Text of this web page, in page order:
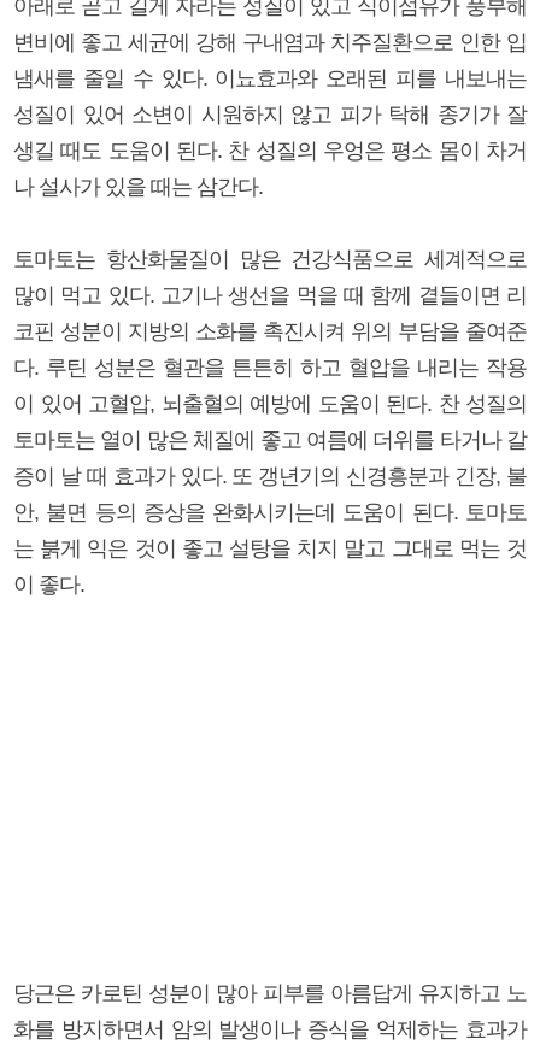
아래로 곧고 길게 자라는 성질이 있고 식이섬유가 풍부해
변비에 좋고 세균에 강해 구내염과 치주질환으로 인한 입
냄새를 줄일 수 있다. 이뇨효과와 오래된 피를 내보내는
성질이 있어 소변이 시원하지 않고 피가 탁해 종기가 잘
생길 때도 도움이 된다. 찬 성질의 우엉은 평소 몸이 차거
나 설사가 있을 때는 삼간다.
토마토는 항산화물질이 많은 건강식품으로 세계적으로
많이 먹고 있다. 고기나 생선을 먹을 때 함께 곁들이면 리
코핀 성분이 지방의 소화를 촉진시켜 위의 부담을 줄여준
다. 루틴 성분은 혈관을 튼튼히 하고 혈압을 내리는 작용
이 있어 고혈압, 뇌출혈의 예방에 도움이 된다. 찬 성질의
토마토는 열이 많은 체질에 좋고 여름에 더위를 타거나 갈
증이 날 때 효과가 있다. 또 갱년기의 신경흥분과 긴장, 불
안, 불면 등의 증상을 완화시키는데 도움이 된다. 토마토
는 붉게 익은 것이 좋고 설탕을 치지 말고 그대로 먹는 것
이 좋다.
당근은 카로틴 성분이 많아 피부를 아름답게 유지하고 노
화를 방지하면서 암의 발생이나 증식을 억제하는 효과가